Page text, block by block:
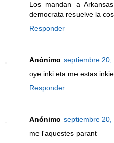
Los mandan a
democrata resuelve la
Responder
Anónimo septiembre 20,
oye inki eta me estas
Responder
Anónimo septiembre 20,
me l'aquestes parant